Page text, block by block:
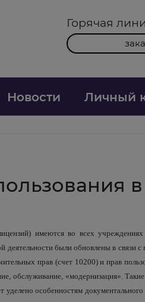
Горячая
Новости Личный
в
имеются во всех учреждениях
деятельности были обновлены в связи с
прав (счет 10200) и прав
обслуживание, «модернизация».
особенностям